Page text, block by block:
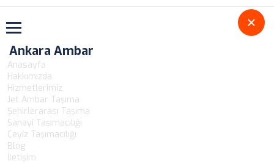
Toggle navigation
Ankara Ambar
Anasayfa
Hakkımızda
Hizmetlerimiz
Jet Ambar Taşıma
Şehirlerarası Taşıma
Sanayi Taşımacılığı
Çeyiz Taşımacılığı
Blog
İletişim